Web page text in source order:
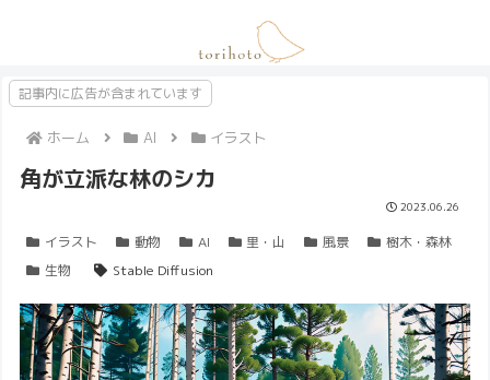
記事内に広告が含まれています
ホーム AI イラスト
角が立派な林のシカ
2023.06.26
イラスト 動物 AI 里・山 風景
樹木・森林
生物
Stable Diffusion